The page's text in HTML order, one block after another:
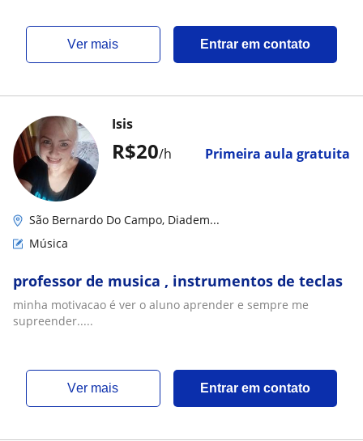
ver mais Entrar em contato
R$20/h Primeira aula gratuita
Isis
São Bernardo Do Campo, Diadem...
Música
professor de musica , instrumentos de teclas
minha motivacao é ver o aluno aprender e sempre me
supreender.....
ver mais Entrar em contato